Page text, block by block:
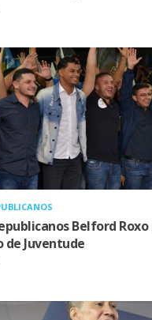
Belford
de Juventude